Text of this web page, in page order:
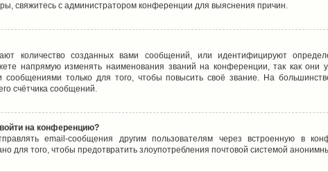
свяжитесь с администратором конференции для выяснения причин.
количество созданных вами сообщений, или идентифицируют
напрямую изменять наименования званий на конференции, так как они
только для того, чтобы повысить своё звание. На
счётчика сообщений.
на конференцию?
email-сообщения другим пользователям через встроенную в
для того, чтобы предотвратить злоупотребления почтовой системой